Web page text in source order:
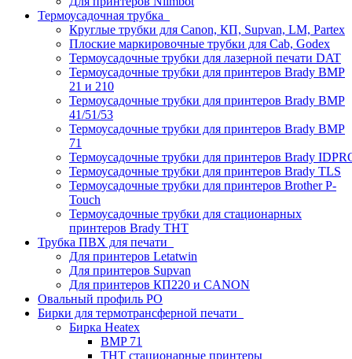
Термоусадочная трубка
Круглые трубки для Canon, КП, Supvan, LM, Partex
Плоские маркировочные трубки для Cab, Godex
Термоусадочные трубки для лазерной печати DAT
Термоусадочные трубки для принтеров Brady BMP
21 и 210
Термоусадочные трубки для принтеров Brady BMP
41/51/53
Термоусадочные трубки для принтеров Brady BMP
71
Термоусадочные трубки для принтеров Brady
Термоусадочные трубки для принтеров Brady TLS
Термоусадочные трубки для принтеров Brother P-
Touch
Термоусадочные трубки для стационарных
принтеров Brady THT
Трубка ПВХ для печати
Для принтеров Letatwin
Для принтеров Supvan
Для принтеров КП220 и CANON
Овальный профиль PO
Бирки для термотрансферной печати
Бирка Heatex
BMP 71
THT стационарные принтеры